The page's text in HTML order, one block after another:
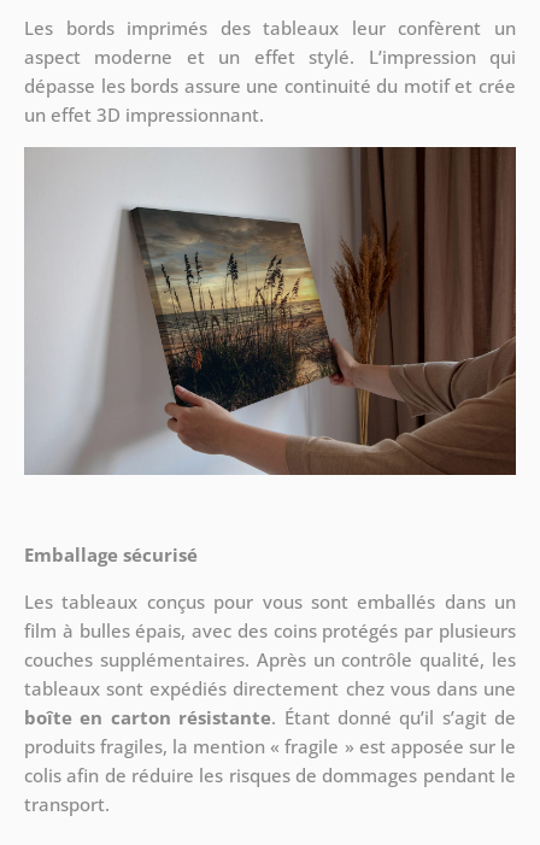
Les bords imprimés des tableaux leur confèrent un
aspect moderne et un effet stylé. L’impression qui
dépasse les bords assure une continuité du motif et crée
un effet 3D impressionnant.
Emballage sécurisé
Les tableaux conçus pour vous sont emballés dans un
film à bulles épais, avec des coins protégés par plusieurs
couches supplémentaires. Après un contrôle qualité, les
tableaux sont expédiés directement chez vous dans une
boîte en carton résistante. Étant donné qu’il s’agit de
produits fragiles, la mention « fragile » est apposée sur le
colis afin de réduire les risques de dommages pendant le
transport.